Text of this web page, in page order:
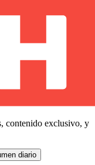
contenido exclusivo, y
diario